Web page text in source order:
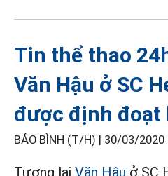
Tin thể thao
Văn Hậu ở SC
được định đoạt
BẢO BÌNH (T/H) | 30/03/2020
Tương lai Văn Hậu ở SC